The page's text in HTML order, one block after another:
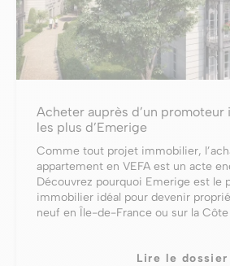
Acheter auprès d’un promoteur
les plus d’Emerige
Comme tout projet immobilier,
appartement en VEFA est un acte
Découvrez pourquoi Emerige est le
immobilier idéal pour devenir
neuf en Île-de-France ou sur la Côte
Lire le dossier